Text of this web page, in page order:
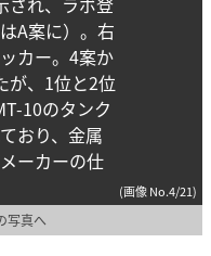
A案に）。右
カー。4案か
が、1位と2位
10のタンク
おり、金属
ーカーの仕
(画像 No.4/21)
写真へ